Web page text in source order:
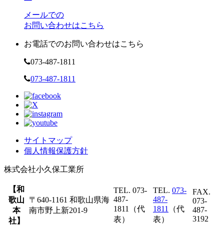
メールでの
お問い合わせはこちら
お電話でのお問い合わせはこちら
073-487-1811
073-487-1811
サイトマップ
個人情報保護方針
株式会社小久保工業所
【和
歌山
本
社】
〒640-1161 和歌山県海
南市野上新201-9
TEL. 073-
487-
1811（代
表）
TEL. 073-
487-
1811
（代
表）
FAX.
073-
487-
3192